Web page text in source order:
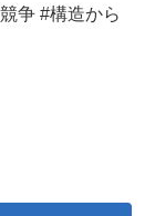
争 #構造から